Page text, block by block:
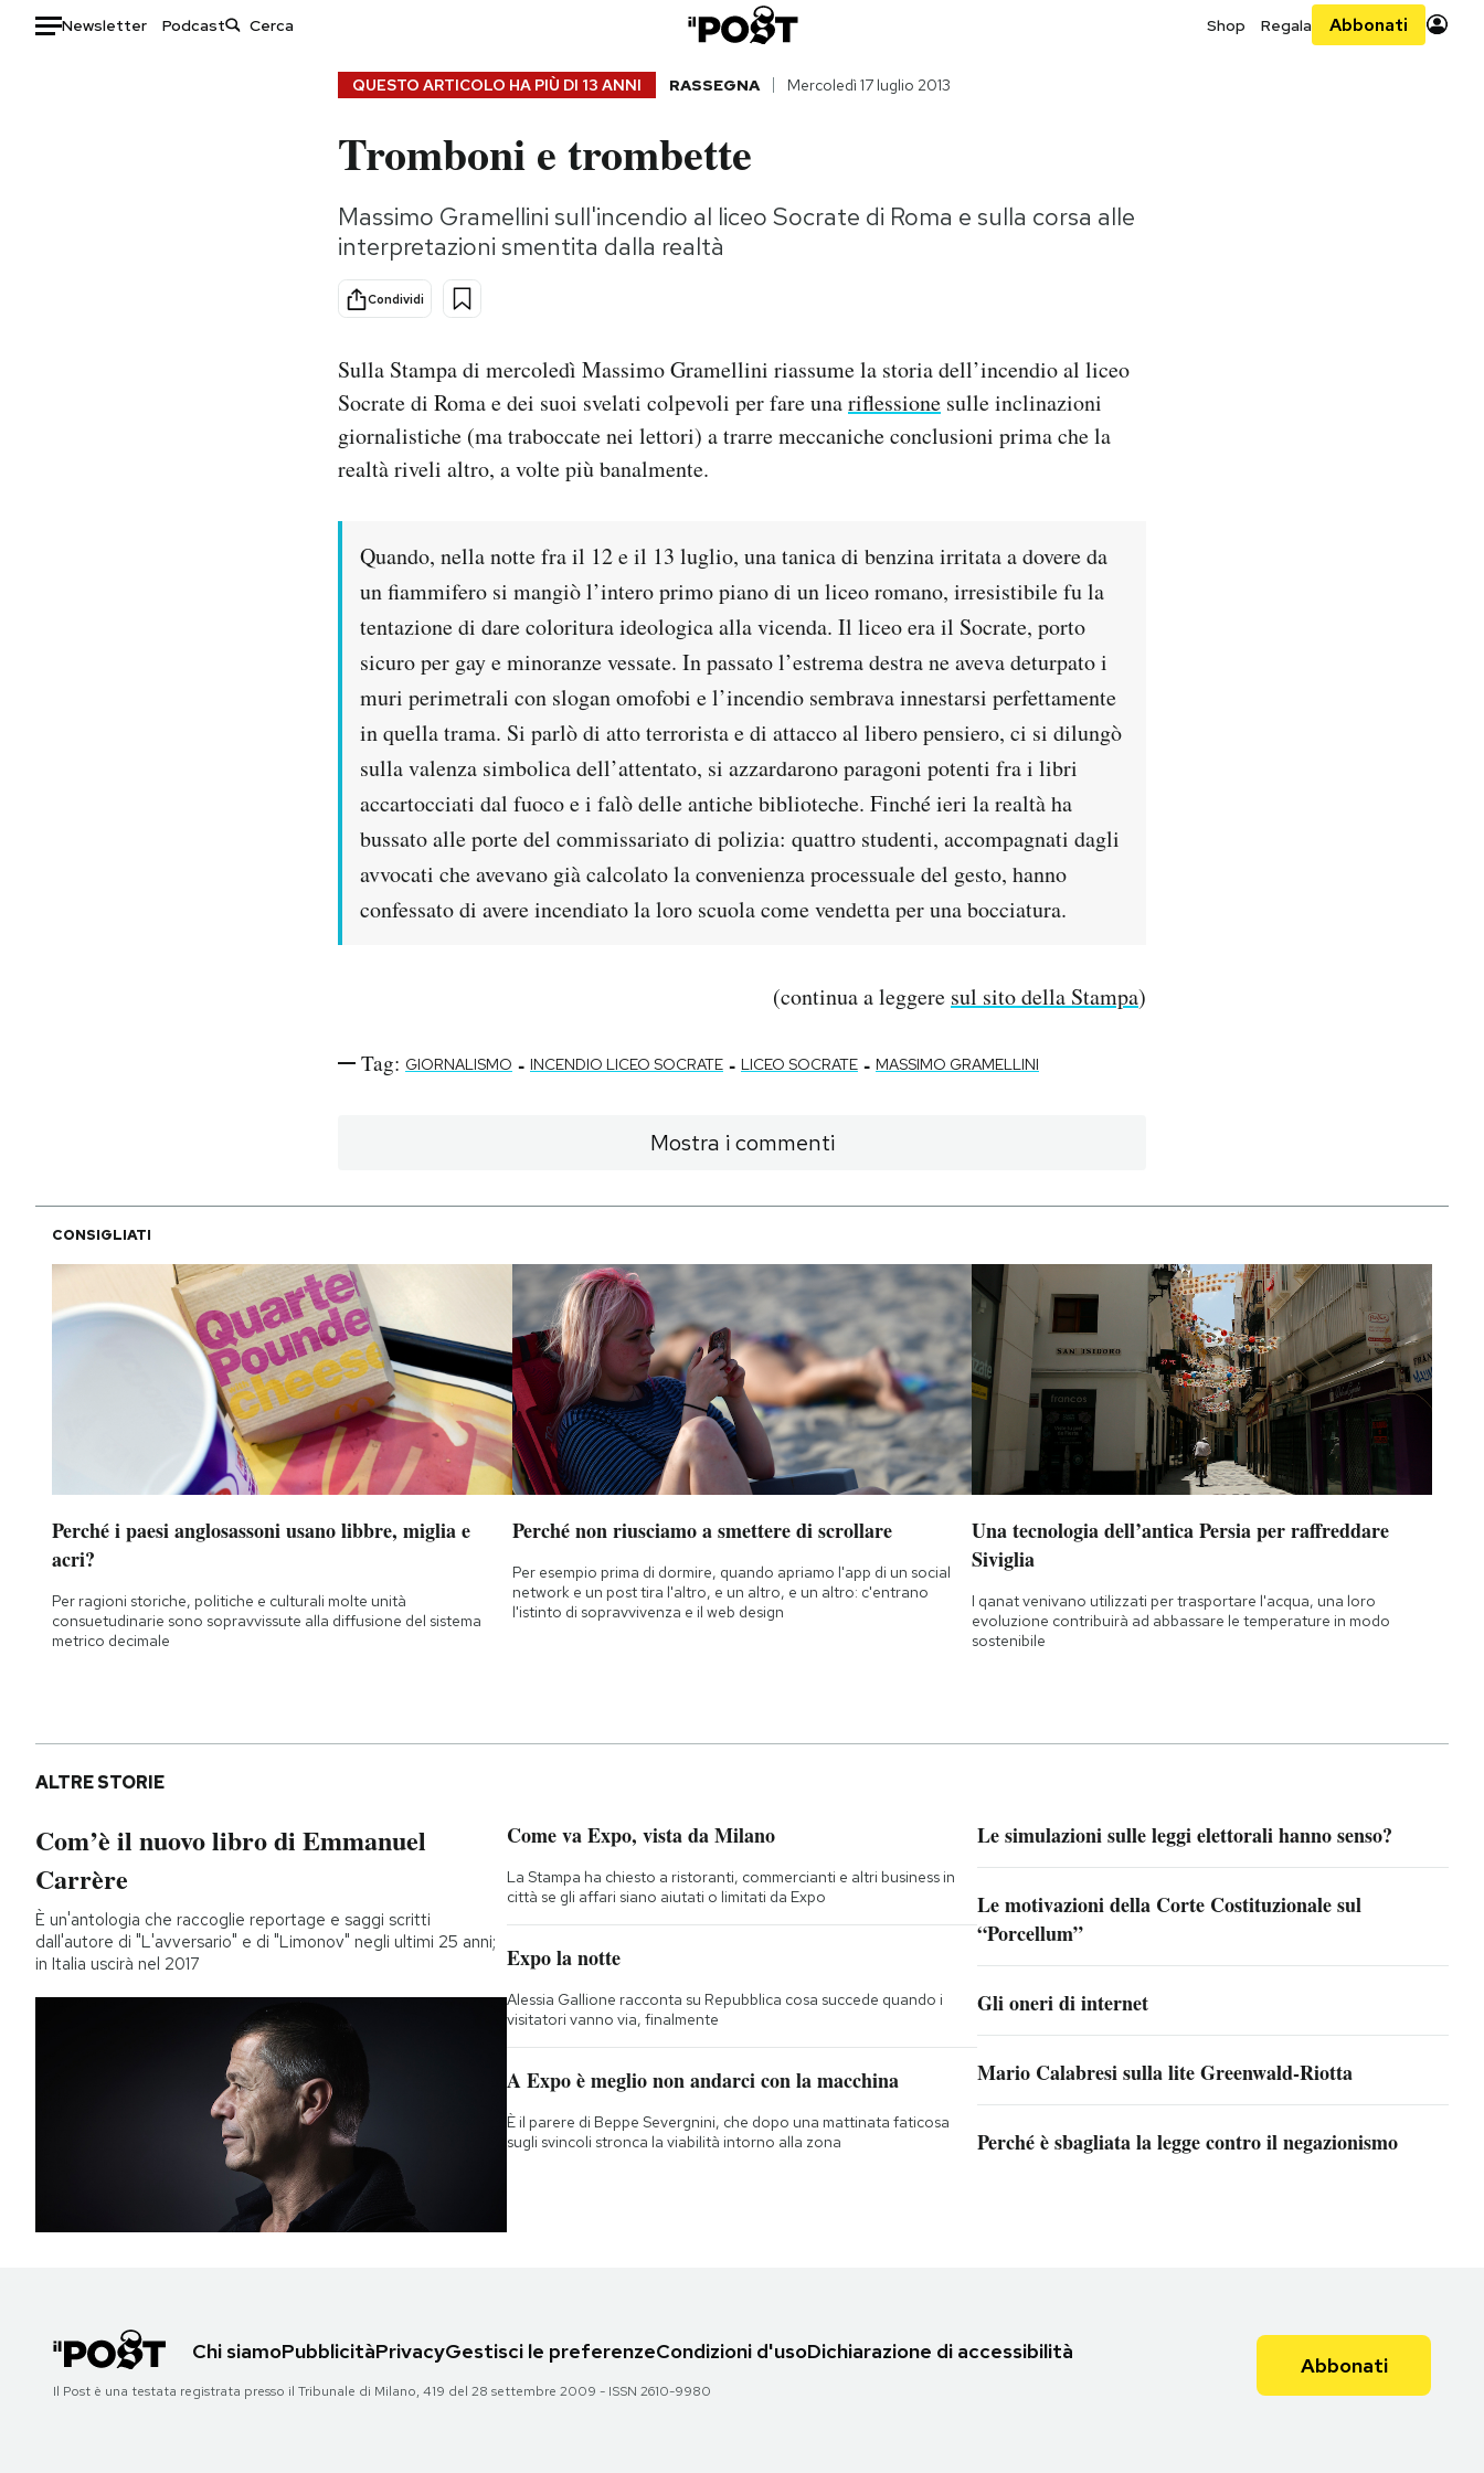
Newsletter Podcast Shop Regala Abbonati
Consumismi
Storie/Idee
Ok Boomer!
Altrecose
Mondiali calcio 2026
QUESTO ARTICOLO HA PIÙ DI 13 ANNI RASSEGNA Mercoledì 17 luglio 2013
Tromboni e trombette
Massimo Gramellini sull'incendio al liceo Socrate di Roma e sulla corsa alle
interpretazioni smentita dalla realtà
Condividi
Sulla Stampa di mercoledì Massimo Gramellini riassume la storia dell’incendio al liceo
Socrate di Roma e dei suoi svelati colpevoli per fare unariflessione sulle inclinazioni
giornalistiche (ma traboccate nei lettori) a trarre meccaniche conclusioni prima che la
realtà riveli altro, a volte più banalmente.
Quando, nella notte fra il 12 e il 13 luglio, una tanica di benzina irritata a dovere da
un fiammifero si mangiò l’intero primo piano di un liceo romano, irresistibile fu la
tentazione di dare coloritura ideologica alla vicenda. Il liceo era il Socrate, porto
sicuro per gay e minoranze vessate. In passato l’estrema destra ne aveva deturpato i
muri perimetrali con slogan omofobi e l’incendio sembrava innestarsi perfettamente
in quella trama. Si parlò di atto terrorista e di attacco al libero pensiero, ci si dilungò
sulla valenza simbolica dell’attentato, si azzardarono paragoni potenti fra i libri
accartocciati dal fuoco e i falò delle antiche biblioteche. Finché ieri la realtà ha
bussato alle porte del commissariato di polizia: quattro studenti, accompagnati dagli
avvocati che avevano già calcolato la convenienza processuale del gesto, hanno
confessato di avere incendiato la loro scuola come vendetta per una bocciatura.
(continua a leggere sul sito della Stampa)
Tag: GIORNALISMO - INCENDIO LICEO SOCRATE - LICEO SOCRATE - MASSIMO GRAMELLINI
Mostra i commenti
CONSIGLIATI
Perché i paesi anglosassoni usano libbre, miglia e
acri?
Per ragioni storiche, politiche e culturali molte unità
consuetudinarie sono sopravvissute alla diffusione del sistema
metrico decimale
Perché non riusciamo a smettere di scrollare
Per esempio prima di dormire, quando apriamo l'app di un social
network e un post tira l'altro, e un altro, e un altro: c'entrano
l'istinto di sopravvivenza e il web design
Una tecnologia dell’antica Persia per raffreddare
Siviglia
I qanat venivano utilizzati per trasportare l'acqua, una loro
evoluzione contribuirà ad abbassare le temperature in modo
sostenibile
ALTRE STORIE
Com’è il nuovo libro di Emmanuel
Carrère
È un'antologia che raccoglie reportage e saggi scritti
dall'autore di "L'avversario" e di "Limonov" negli ultimi 25 anni;
in Italia uscirà nel 2017
Come va Expo, vista da Milano
La Stampa ha chiesto a ristoranti, commercianti e altri business in
città se gli affari siano aiutati o limitati da Expo
Expo la notte
Alessia Gallione racconta su Repubblica cosa succede quando i
visitatori vanno via, finalmente
A Expo è meglio non andarci con la macchina
È il parere di Beppe Severgnini, che dopo una mattinata faticosa
sugli svincoli stronca la viabilità intorno alla zona
Le simulazioni sulle leggi elettorali hanno senso?
Le motivazioni della Corte Costituzionale sul
“Porcellum”
Gli oneri di internet
Mario Calabresi sulla lite Greenwald-Riotta
Perché è sbagliata la legge contro il negazionismo
Chi siamoPubblicitàPrivacyGestisci le preferenzeCondizioni d'usoDichiarazione di accessibilità
Il Post è una testata registrata presso il Tribunale di Milano, 419 del 28 settembre 2009 - ISSN 2610-9980
Abbonati